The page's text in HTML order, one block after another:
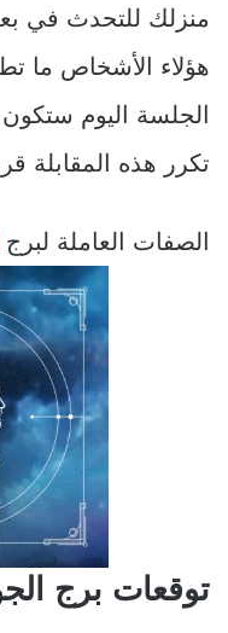
منزلك للتحدث في
هؤلاء الأشخاص ما
الجلسة اليوم
تكرر هذه المقابلة
الصفات العاملة لبرج
توقعات برج